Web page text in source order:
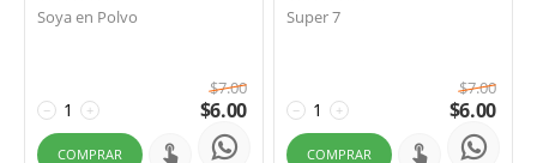
Soya en Polvo
+
−
$7.00
$6.00
COMPRAR
Super 7
+
−
$7.00
$6.00
COMPRAR